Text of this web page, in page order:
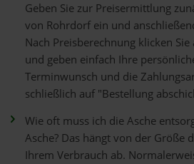
Geben Sie zur Preisermittlung
von Rohrdorf ein und
Nach Preisberechnung klicken
und geben einfach Ihre
Terminwunsch und die
schließlich auf "Bestellung
Wie oft muss ich die Asche
Asche? Das hängt von der Größe
Ihrem Verbrauch ab.